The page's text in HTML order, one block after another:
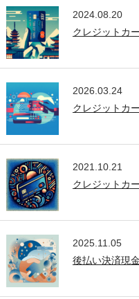
2024.08.20
クレジットカ
2026.03.24
クレジットカ
2021.10.21
クレジットカ
2025.11.05
後払い決済現